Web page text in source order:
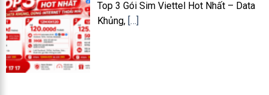
Top 3 Gói Sim Viettel Hot Nhất – Data
Khủng, […]